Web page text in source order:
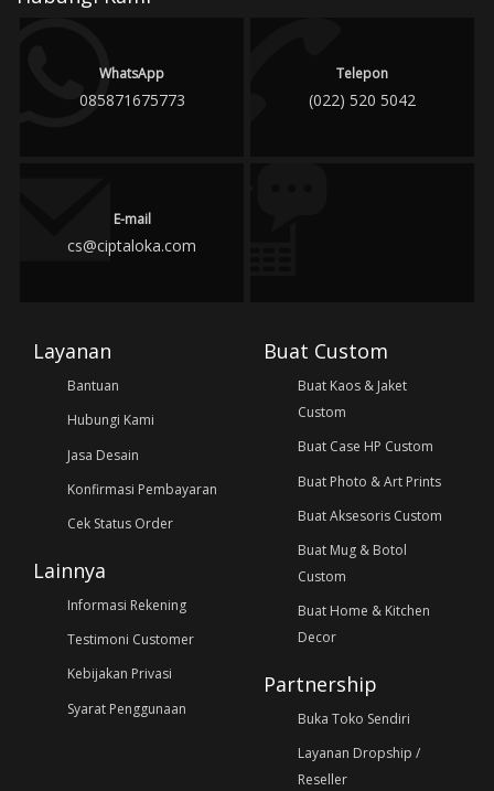
WhatsApp
085871675773
Telepon
(022) 520 5042
E-mail
cs@ciptaloka.com
Layanan
Bantuan
Hubungi Kami
Jasa Desain
Konfirmasi Pembayaran
Cek Status Order
Lainnya
Informasi Rekening
Testimoni Customer
Kebijakan Privasi
Syarat Penggunaan
Buat Custom
Buat Kaos & Jaket
Custom
Buat Case HP Custom
Buat Photo & Art Prints
Buat Aksesoris Custom
Buat Mug & Botol
Custom
Buat Home & Kitchen
Decor
Partnership
Buka Toko Sendiri
Layanan Dropship /
Reseller